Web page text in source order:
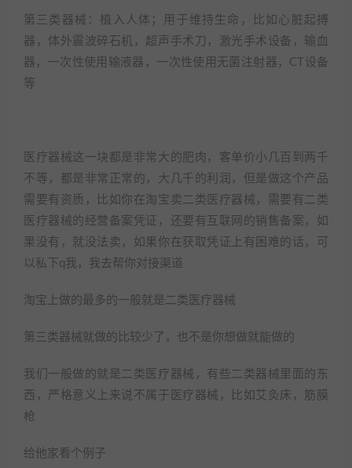
第三类器械：植入人体；用于维持生命，比如心脏起搏
器，体外震波碎石机，超声手术刀，激光手术设备，输血
器，一次性使用输液器，一次性使用无菌注射器，CT设备
等
医疗器械这一块都是非常大的肥肉，客单价小几百到两千
不等，都是非常正常的，大几千的利润，但是做这个产品
需要有资质，比如你在淘宝卖二类医疗器械，需要有二类
医疗器械的经营备案凭证，还要有互联网的销售备案，如
果没有，就没法卖，如果你在获取凭证上有困难的话，可
以私下q我，我去帮你对接渠道
淘宝上做的最多的一般就是二类医疗器械
第三类器械就做的比较少了，也不是你想做就能做的
我们一般做的就是二类医疗器械，有些二类器械里面的东
西，严格意义上来说不属于医疗器械，比如艾灸床，筋膜
枪
给他家看个例子